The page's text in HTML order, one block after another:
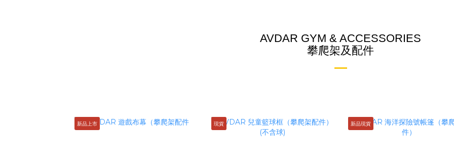
AVDAR GYM & ACCESSORIES
攀爬架及配件
新品上市 現貨 新品現貨